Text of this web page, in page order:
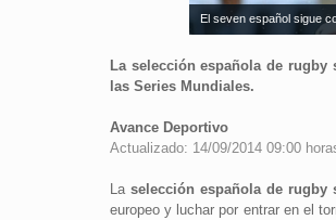
El seven español sigue
La selección española de
las Series Mundiales.
Avance Deportivo
Actualizado: 14/09/2014 09:00
La selección española de rugby
europeo y luchar por entrar en el